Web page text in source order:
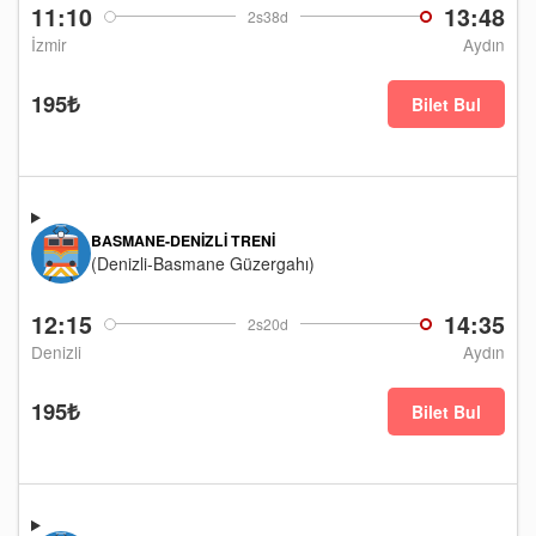
11:10 2s38d 13:48
İzmir Aydın
195₺ Bilet Bul
12:15 2s20d 14:35
Denizli Aydın
BASMANE-DENIZLI TRENI
(Denizli-Basmane Güzergahı)
195₺ Bilet Bul